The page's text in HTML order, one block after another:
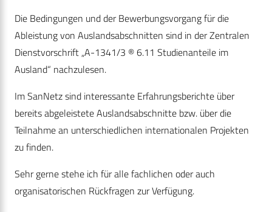
Die Bedingungen und der Bewerbungsvorgang für die
Ableistung von Auslandsabschnitten sind in der Zentralen
Dienstvorschrift „A-1341/3 ® 6.11 Studienanteile im
Ausland“ nachzulesen.
Im SanNetz sind interessante Erfahrungsberichte über
bereits abgeleistete Auslandsabschnitte bzw. über die
Teilnahme an unterschiedlichen internationalen Projekten
zu finden.
Sehr gerne stehe ich für alle fachlichen oder auch
organisatorischen Rückfragen zur Verfügung.